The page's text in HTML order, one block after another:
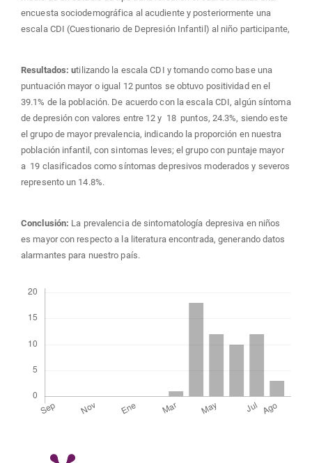
encuesta sociodemográfica al acudiente y posteriormente una
escala CDI (Cuestionario de Depresión Infantil) al niño participante,
Resultados: utilizando la escala CDI y tomando como base una
puntuación mayor o igual 12 puntos se obtuvo positividad en el
39.1% de la población. De acuerdo con la escala CDI, algún síntoma
de depresión con valores entre 12 y 18 puntos, 24.3%, siendo este
el grupo de mayor prevalencia, indicando la proporción en nuestra
población infantil, con sintomas leves; el grupo con puntaje mayor
a 19 clasificados como síntomas depresivos moderados y severos
represento un 14.8%.
Conclusión: La prevalencia de sintomatología depresiva en niños
es mayor con respecto a la literatura encontrada, generando datos
alarmantes para nuestro país.